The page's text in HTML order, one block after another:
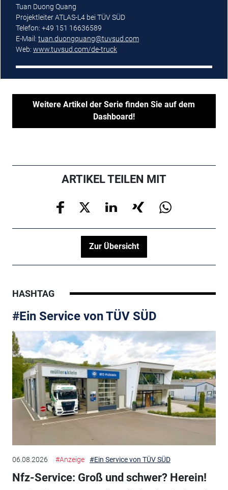
Tuan Duong Quang
Projektleiter ATLAS-L4 bei TÜV SÜD
Telefon: +49 151 16636589
E-Mail: tuan.duongquang@tuvsud.com
Web: www.tuvsud.com/de-truck
Weitere Artikel der Serie finden Sie auf dem
Dashboard!
ARTIKEL TEILEN MIT
Zur Übersicht
HASHTAG
#Ein Service von TÜV SÜD
06.08.2026 #Anzeige #Ein Service von TÜV SÜD
Nfz-Service: Groß und schwer? Herein!